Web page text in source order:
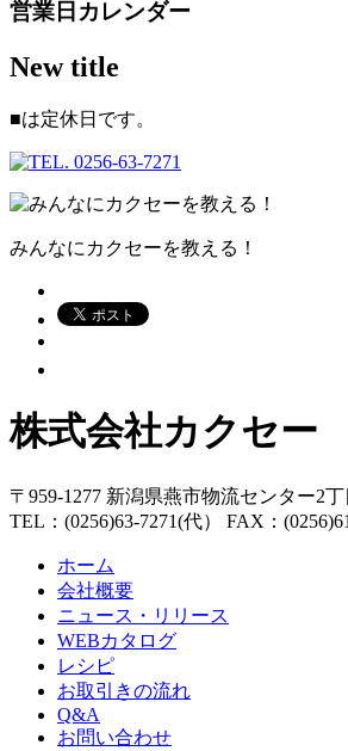
営業日カレンダー
New title
■は定休日です。
みんなにカクセーを教える！
株式会社カクセー
〒959-1277 新潟県燕市物流センター2
TEL：(0256)63-7271(代） FAX：
ホーム
会社概要
ニュース・リリース
WEBカタログ
レシピ
お取引きの流れ
Q&A
お問い合わせ